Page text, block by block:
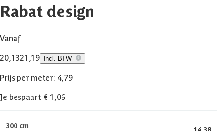
Rabat design
Vanaf
20,1321,19 Incl. BTW
Prijs per meter: 4,79
Je bespaart € 1,06
300 cm